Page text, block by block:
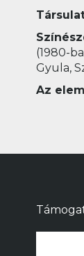
(1980-
Gyula,
Az